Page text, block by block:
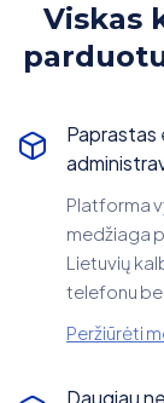
Viskas
Paprastas
Platforma
medžiaga
Lietuvių
telefonu
Peržiūrėti
Daugiau